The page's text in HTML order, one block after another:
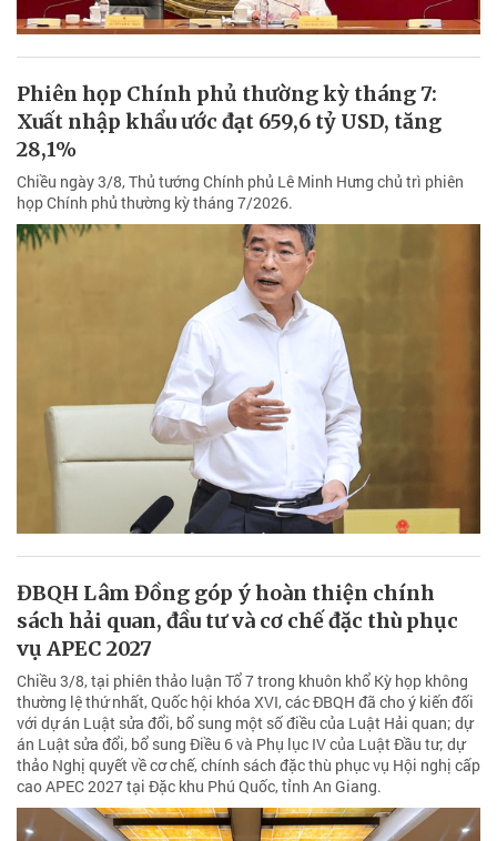
Phiên họp Chính phủ thường kỳ tháng 7:
Xuất nhập khẩu ước đạt 659,6 tỷ USD, tăng
28,1%
Chiều ngày 3/8, Thủ tướng Chính phủ Lê Minh Hưng chủ trì phiên
họp Chính phủ thường kỳ tháng 7/2026.
ĐBQH Lâm Đồng góp ý hoàn thiện chính
sách hải quan, đầu tư và cơ chế đặc thù phục
vụ APEC 2027
Chiều 3/8, tại phiên thảo luận Tổ 7 trong khuôn khổ Kỳ họp không
thường lệ thứ nhất, Quốc hội khóa XVI, các ĐBQH đã cho ý kiến đối
với dự án Luật sửa đổi, bổ sung một số điều của Luật Hải quan; dự
án Luật sửa đổi, bổ sung Điều 6 và Phụ lục IV của Luật Đầu tư; dự
thảo Nghị quyết về cơ chế, chính sách đặc thù phục vụ Hội nghị cấp
cao APEC 2027 tại Đặc khu Phú Quốc, tỉnh An Giang.